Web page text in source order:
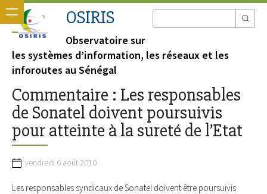
OSIRIS
Observatoire sur
les systèmes d’information, les réseaux et les
inforoutes au Sénégal
Commentaire : Les responsables
de Sonatel doivent poursuivis
pour atteinte à la sureté de l’Etat
vendredi 6 août 2010
Les responsables syndicaux de Sonatel doivent être poursuivis